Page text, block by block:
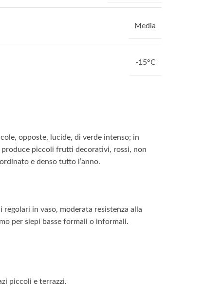
Media
-15°C
opposte, lucide, di verde intenso; in
piccoli frutti decorativi, rossi, non
e denso tutto l’anno.
regolari in vaso, moderata resistenza alla
per siepi basse formali o informali.
piccoli e terrazzi.